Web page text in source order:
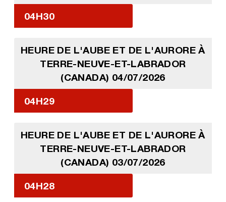
04H30
HEURE DE L'AUBE ET DE L'AURORE À
TERRE-NEUVE-ET-LABRADOR
(CANADA) 04/07/2026
04H29
HEURE DE L'AUBE ET DE L'AURORE À
TERRE-NEUVE-ET-LABRADOR
(CANADA) 03/07/2026
04H28